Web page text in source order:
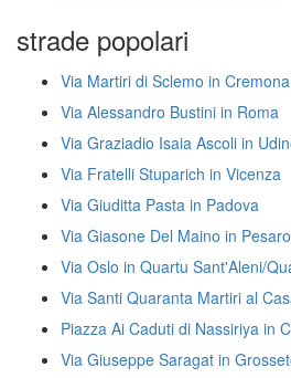
strade popolari
Via Martiri di Sclemo in Cremona
Via Alessandro Bustini in Roma
Via Graziadio Isaia Ascoli in
Via Fratelli Stuparich in Vicenza
Via Giuditta Pasta in Padova
Via Giasone Del Maino in Pesaro
Via Oslo in Quartu Sant'Aleni/
Via Santi Quaranta Martiri al
Piazza Ai Caduti di Nassiriya in
Via Giuseppe Saragat in